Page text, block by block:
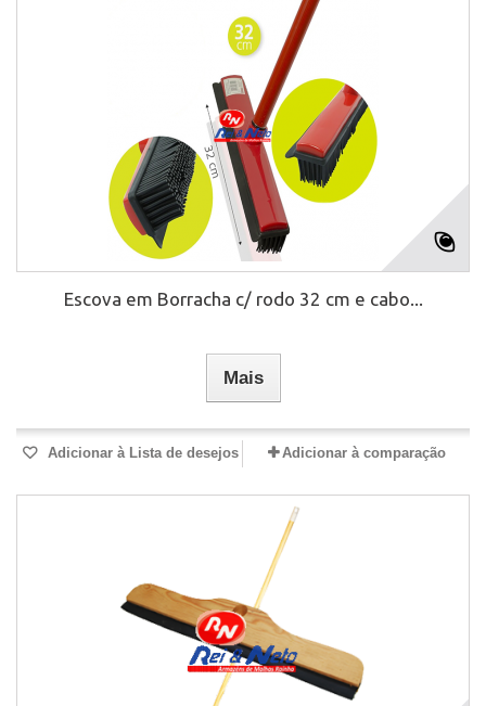
Escova em Borracha c/ rodo 32 cm e cabo...
Mais
Adicionar à Lista de desejos Adicionar à comparação